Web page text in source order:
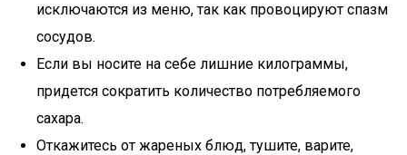
исключаются из меню, так как провоцируют спазм
сосудов.
Если вы носите на себе лишние килограммы,
придется сократить количество потребляемого
сахара.
Откажитесь от жареных блюд, тушите, варите,